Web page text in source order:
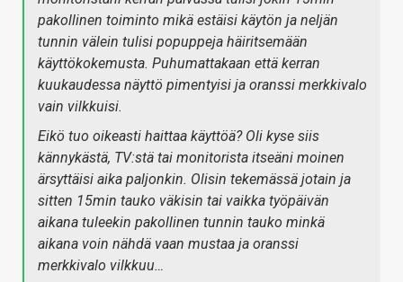
pakollinen toiminto mikä estäisi käytön ja neljän
tunnin välein tulisi popuppeja häiritsemään
käyttökokemusta. Puhumattakaan että kerran
kuukaudessa näyttö pimentyisi ja oranssi merkkivalo
vain vilkkuisi.
Eikö tuo oikeasti haittaa käyttöä? Oli kyse siis
kännykästä, TV:stä tai monitorista itseäni moinen
ärsyttäisi aika paljonkin. Olisin tekemässä jotain ja
sitten 15min tauko väkisin tai vaikka työpäivän
aikana tuleekin pakollinen tunnin tauko minkä
aikana voin nähdä vaan mustaa ja oranssi
merkkivalo vilkkuu…